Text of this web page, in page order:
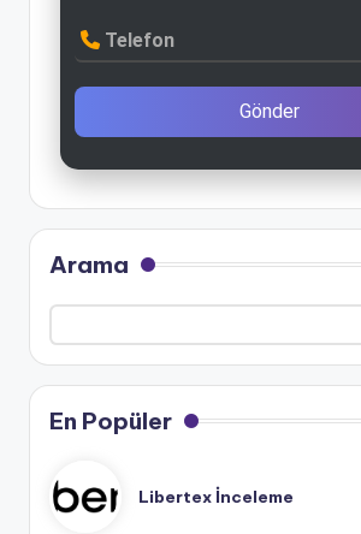
Telefon
Gönder
Arama
En Popüler
Libertex İnceleme